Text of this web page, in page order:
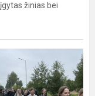
žinias bei